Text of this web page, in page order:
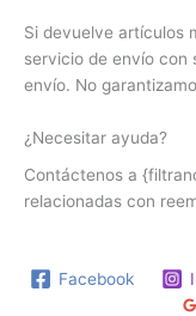
Si devuelve artículos
servicio de envío con
envío. No
¿Necesitar ayuda?
Contáctenos a
relacionadas con
Facebook